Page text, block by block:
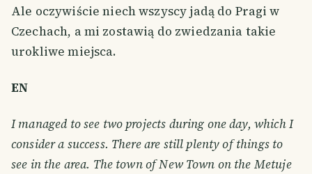
Ale oczywiście niech wszyscy jadą do Pragi w
Czechach, a mi zostawią do zwiedzania takie
urokliwe miejsca.
EN
I managed to see two projects during one day, which I
consider a success. There are still plenty of things to
see in the area. The town of New Town on the Metuje